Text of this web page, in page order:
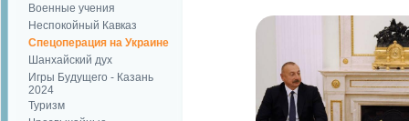
Военные учения
Неспокойный Кавказ
Спецоперация на Украине
Шанхайский дух
Игры Будущего - Казань
2024
Туризм